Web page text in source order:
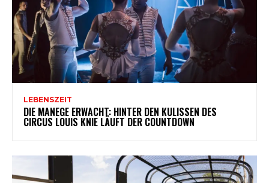
LEBENSZEIT
DIE MANEGE ERWACHT: HINTER DEN KULISSEN DES
CIRCUS LOUIS KNIE LÄUFT DER COUNTDOWN